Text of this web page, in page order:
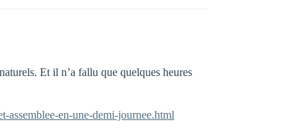
Et il n’a fallu que quelques heures
assemblee-en-une-demi-journee.html